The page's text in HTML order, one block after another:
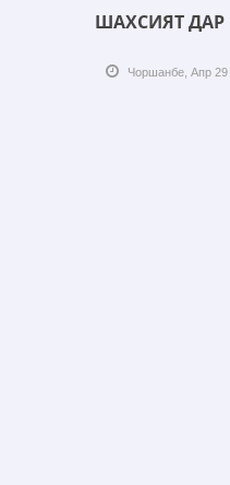
ШАХСИЯТ
Чоршанбе, Апр 29